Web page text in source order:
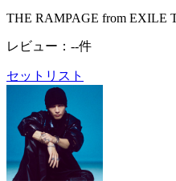
THE RAMPAGE from EXILE
レビュー：--件
セットリスト